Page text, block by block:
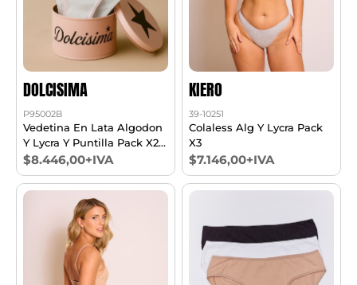
DOLCISIMA
P95002B
Vedetina En Lata Algodon
Y Lycra Y Puntilla Pack X2
T1/4
$8.446,00+IVA
KIERO
39-10251
Colaless Alg Y Lycra Pack
X3
$7.146,00+IVA